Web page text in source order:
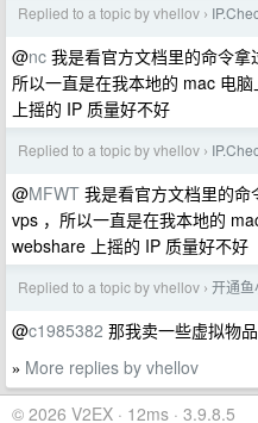
Replied to a topic by vhellov ›
@nc 我是看官方文档里的命令拿
所以一直是在我本地的 mac 电
上摇的 IP 质量好不好
Replied to a topic by vhellov ›
@MFWT 我是看官方文档里的
vps ，所以一直是在我本地的
webshare 上摇的 IP 质量好不好
Replied to a topic by vhellov › 开通
@c1985382 那我卖一些虚拟物
» More replies by vhellov
© 2026 V2EX · 12ms · 3.9.8.5